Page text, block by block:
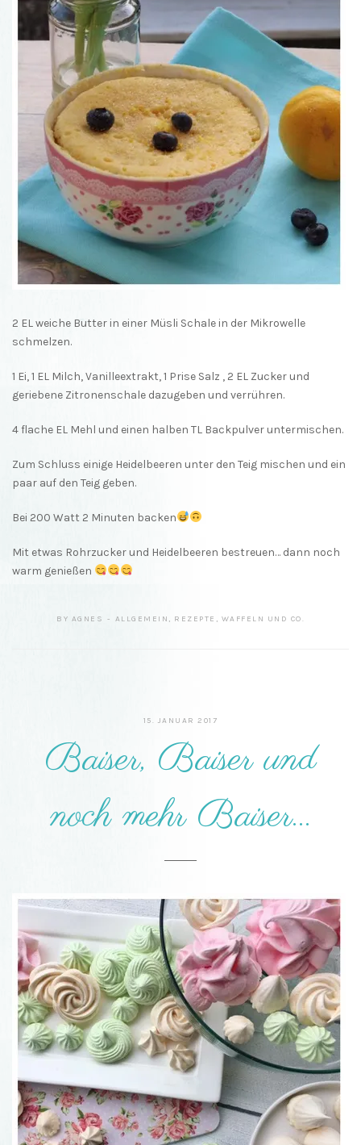
2 EL weiche Butter in einer Müsli Schale in der Mikrowelle
schmelzen.
1 Ei, 1 EL Milch, Vanilleextrakt, 1 Prise Salz , 2 EL Zucker und
geriebene Zitronenschale dazugeben und verrühren.
4 flache EL Mehl und einen halben TL Backpulver untermischen.
Zum Schluss einige Heidelbeeren unter den Teig mischen und ein
paar auf den Teig geben.
Bei 200 Watt 2 Minuten backen
Mit etwas Rohrzucker und Heidelbeeren bestreuen… dann noch
warm genießen
BY AGNES ALLGEMEIN , REZEPTE , WAFFELN UND CO.
15. JANUAR 2017
Baiser, Baiser und
noch mehr Baiser…